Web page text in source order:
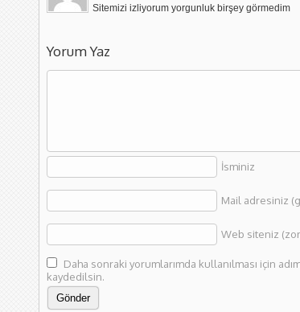
Sitemizi izliyorum yorgunluk birşey görmedim
Yorum Yaz
İsminiz
Mail adresiniz
Web siteniz
Daha sonraki yorumlarımda kullanılması için
kaydedilsin.